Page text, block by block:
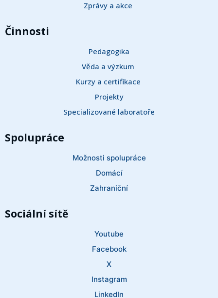
Zprávy a akce
Činnosti
Pedagogika
Věda a výzkum
Kurzy a certifikace
Projekty
Specializované laboratoře
Spolupráce
Možnosti spolupráce
Domácí
Zahraniční
Sociální sítě
Youtube
Facebook
X
Instagram
LinkedIn